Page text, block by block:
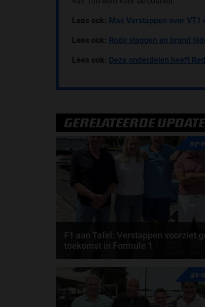
Lees ook: Max Verstappen over VT1
Lees ook: Rode vlaggen en brand
Lees ook: Deze onderdelen heeft
GERELATEERDE
07-
F1 aan Tafel: Verstappen voorziet
toekomst in Formule 1
Max Verstappen wil géén Formule 1-team, de
de motorfabrikanten zaten niet op één lijn en...
door de redactie van Grand Prix Radio
31-